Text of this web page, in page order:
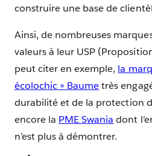
construire une base de
Ainsi, de nombreuses
valeurs à leur USP
peut citer en exemple, la
écolochic » Baumetrès
durabilité et de la protection
encore la PME Swania dont
n’est plus à démontrer.